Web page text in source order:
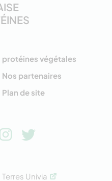
protéines végétales
Nos partenaires
Plan de site
Terres Univia